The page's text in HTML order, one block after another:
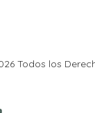
Todos los